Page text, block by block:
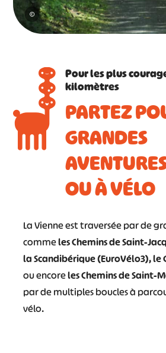
©
Pour les plus
kilomètres
PARTEZ
GRANDES
OU À VÉLO
La Vienne est traversée par de
commeles Chemins de Saint-
la Scandibérique (EuroVélo3), le
ou encoreles Chemins de Saint-
par de multiples boucles à
vélo.